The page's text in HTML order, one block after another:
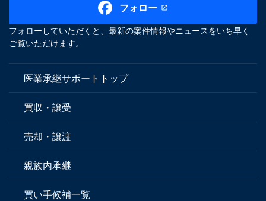
フォロー
フォローしていただくと、最新の案件情報やニュースをいち早く
ご覧いただけます。
医業承継サポートトップ
買収・譲受
売却・譲渡
親族内承継
買い手候補一覧